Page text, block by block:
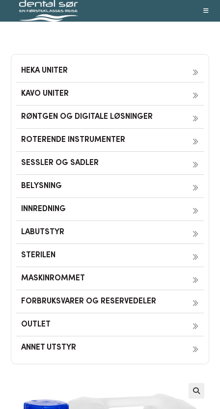
HEKA UNITER
KAVO UNITER
RØNTGEN OG DIGITALE LØSNINGER
ROTERENDE INSTRUMENTER
SESSLER OG SADLER
BELYSNING
INNREDNING
LABUTSTYR
STERILEN
MASKINROMMET
FORBRUKSVARER OG RESERVEDELER
OUTLET
ANNET UTSTYR